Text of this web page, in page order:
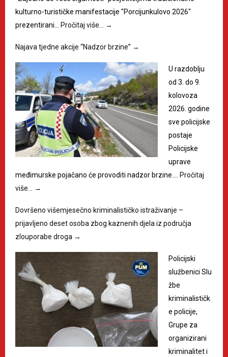
kulturno-turističke manifestacije "Porcijunkulovo 2026"
prezentirani…
Pročitaj više… →
Najava tjedne akcije “Nadzor brzine” →
U razdoblju
od 3. do 9.
kolovoza
2026. godine
sve policijske
postaje
Policijske
uprave
međimurske pojačano će provoditi nadzor brzine.…
Pročitaj
više…
→
Dovršeno višemjesečno kriminalističko istraživanje –
prijavljeno deset osoba zbog kaznenih djela iz područja
zlouporabe droga →
Policijski
službenici Slu
žbe
kriminalističk
e policije,
Grupe za
organizirani
kriminalitet i